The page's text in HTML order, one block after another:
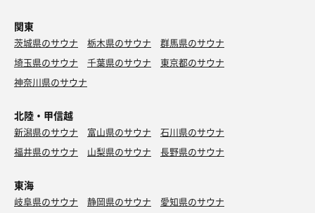
関東
茨城県のサウナ 栃木県のサウナ
群馬県のサウナ
埼玉県のサウナ
千葉県のサウナ
東京都のサウナ
神奈川県のサウナ
北陸・甲信越
新潟県のサウナ 富山県のサウナ
石川県のサウナ
福井県のサウナ
山梨県のサウナ 長野県のサウナ
東海
岐阜県のサウナ 静岡県のサウナ
愛知県のサウナ